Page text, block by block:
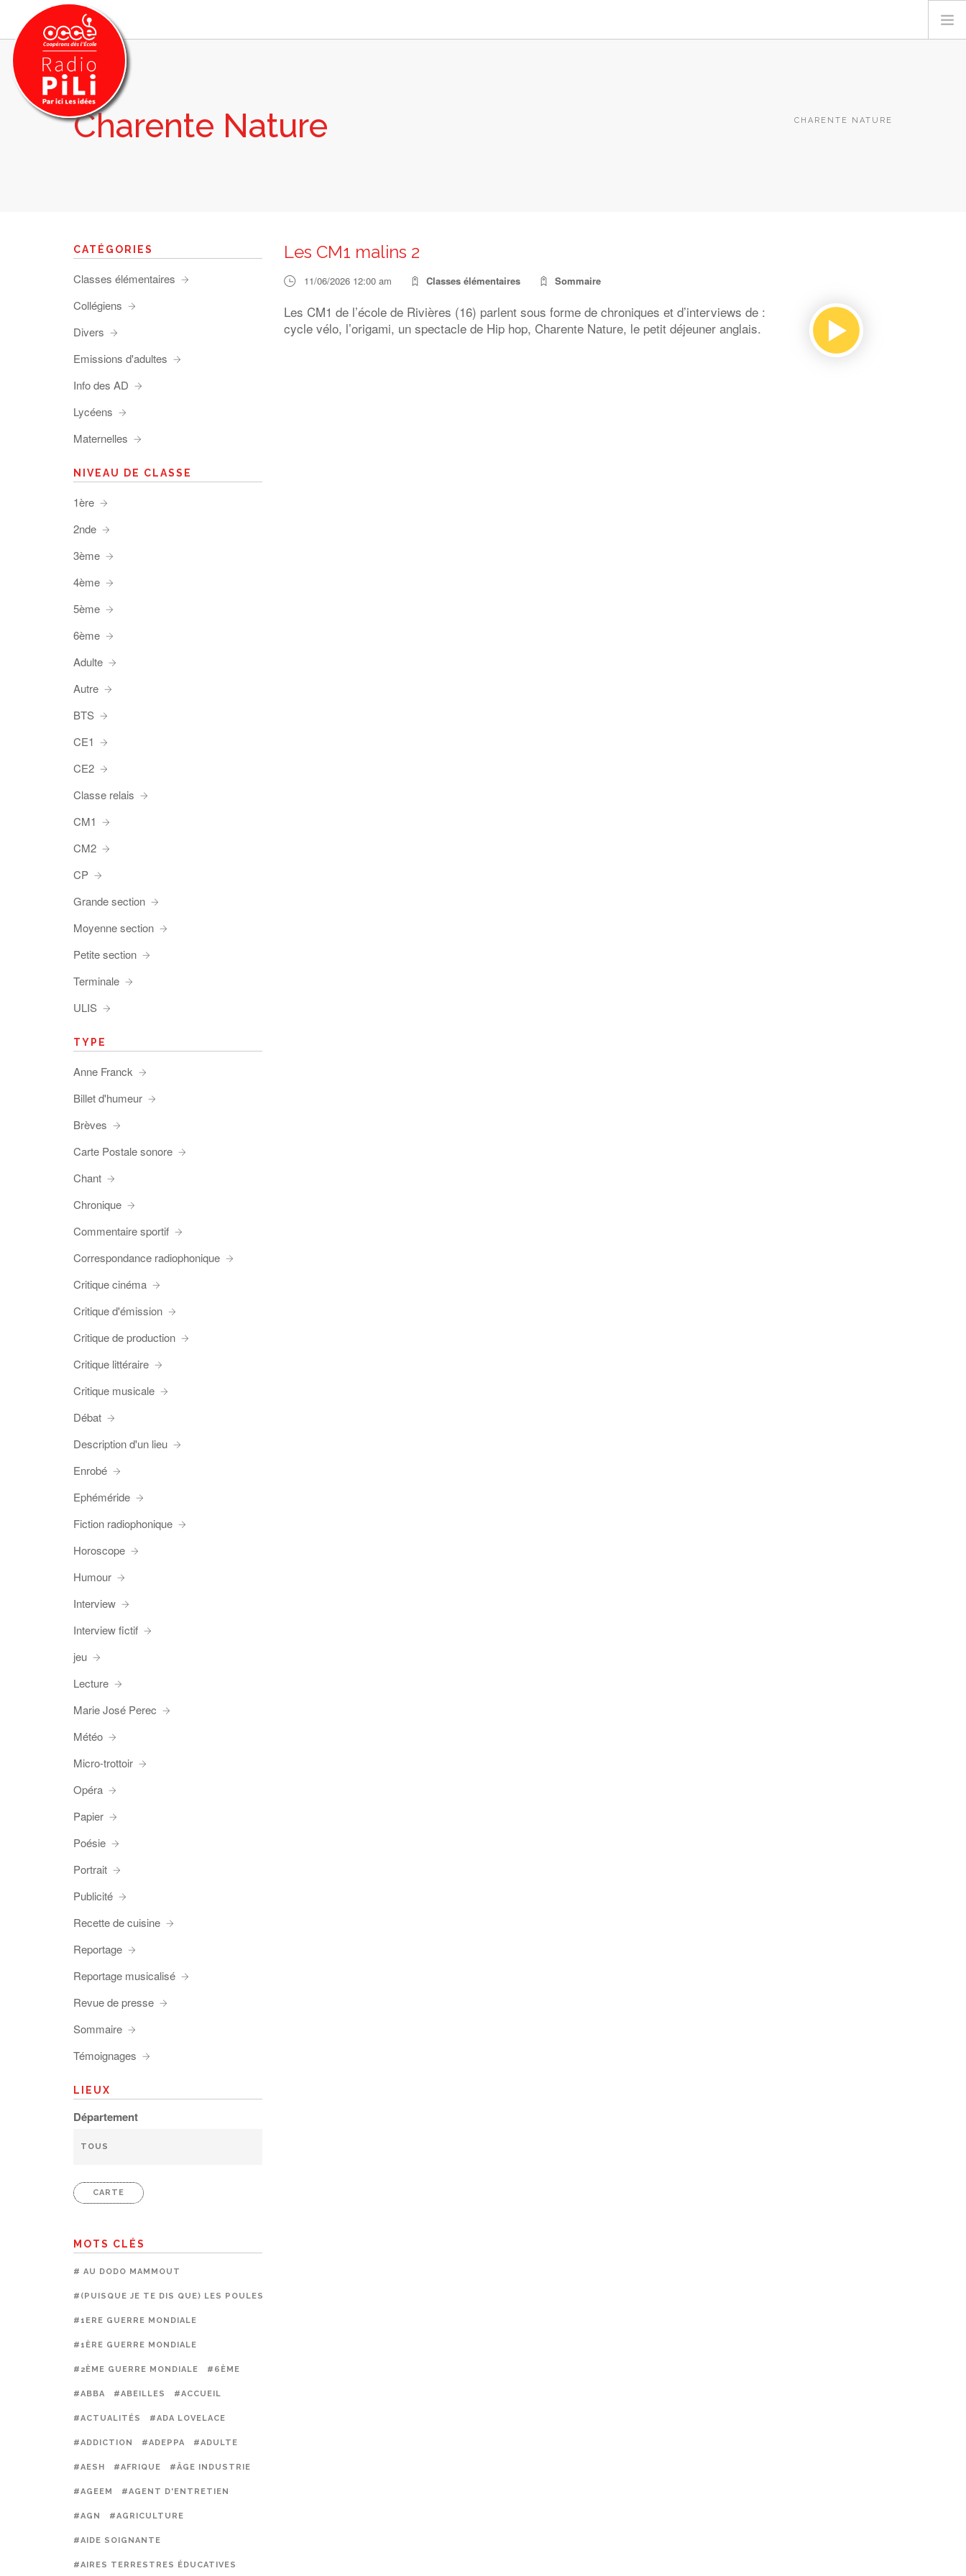
PRÉSENTATION
GRILLE DES PROGRAMMES
RECHERCHER
Charente Nature CHARENTE NATURE
Les CM1 malins 2
11/06/2026 12:00 am Classes élémentaires Sommaire
Les CM1 de l’école de Rivières (16) parlent sous forme de chroniques et d’interviews de :
cycle vélo, l’origami, un spectacle de Hip hop, Charente Nature, le petit déjeuner anglais.
CATÉGORIES
Classes élémentaires
Collégiens
Divers
Emissions d'adultes
Info des AD
Lycéens
Maternelles
NIVEAU DE CLASSE
1ère
2nde
3ème
4ème
5ème
6ème
Adulte
Autre
BTS
CE1
CE2
Classe relais
CM1
CM2
CP
Grande section
Moyenne section
Petite section
Terminale
ULIS
TYPE
Anne Franck
Billet d'humeur
Brèves
Carte Postale sonore
Chant
Chronique
Commentaire sportif
Correspondance radiophonique
Critique cinéma
Critique d'émission
Critique de production
Critique littéraire
Critique musicale
Débat
Description d'un lieu
Enrobé
Ephéméride
Fiction radiophonique
Horoscope
Humour
Interview
Interview fictif
jeu
Lecture
Marie José Perec
Météo
Micro-trottoir
Opéra
Papier
Poésie
Portrait
Publicité
Recette de cuisine
Reportage
Reportage musicalisé
Revue de presse
Sommaire
Témoignages
LIEUX
Département
CARTE
MOTS CLÉS
# AU DODO MAMMOUT
#(PUISQUE JE TE DIS QUE) LES POULES PRÉFÈRENT LES CAGES
#1ERE GUERRE MONDIALE
#1ÈRE GUERRE MONDIALE
#2ÈME GUERRE MONDIALE #6ÈME
#ABBA #ABEILLES #ACCUEIL
#ACTUALITÉS #ADA LOVELACE
#ADDICTION #ADEPPA #ADULTE
#AESH #AFRIQUE #ÂGE INDUSTRIE
#AGEEM #AGENT D'ENTRETIEN
#AGN #AGRICULTURE
#AIDE SOIGNANTE
#AIRES TERRESTRES ÉDUCATIVES